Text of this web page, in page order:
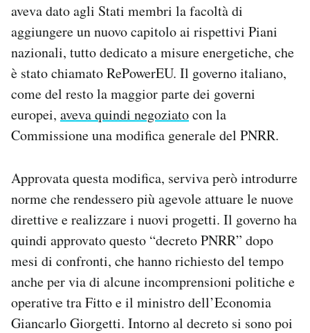
aveva dato agli Stati membri la facoltà di
aggiungere un nuovo capitolo ai rispettivi Piani
nazionali, tutto dedicato a misure energetiche, che
è stato chiamato RePowerEU. Il governo italiano,
come del resto la maggior parte dei governi
europei, aveva quindi negoziatocon la
Commissione una modifica generale del PNRR.
Approvata questa modifica, serviva però introdurre
norme che rendessero più agevole attuare le nuove
direttive e realizzare i nuovi progetti. Il governo ha
quindi approvato questo “decreto PNRR” dopo
mesi di confronti, che hanno richiesto del tempo
anche per via di alcune incomprensioni politiche e
operative tra Fitto e il ministro dell’Economia
Giancarlo Giorgetti. Intorno al decreto si sono poi